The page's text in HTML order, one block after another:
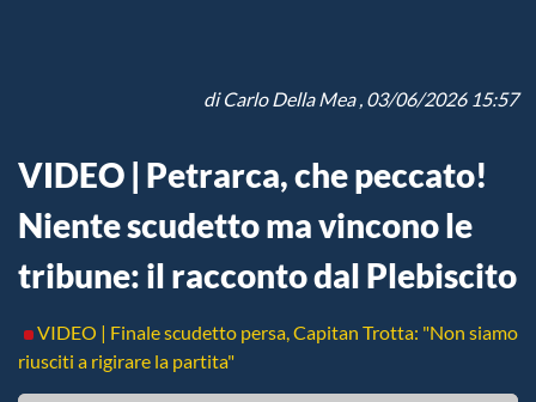
diCarlo Della Mea, 03/06/2026 15:57
VIDEO | Petrarca, che peccato!
Niente scudetto ma vincono le
tribune: il racconto dal Plebiscito
VIDEO | Finale scudetto persa, Capitan Trotta: "Non siamo
riusciti a rigirare la partita"